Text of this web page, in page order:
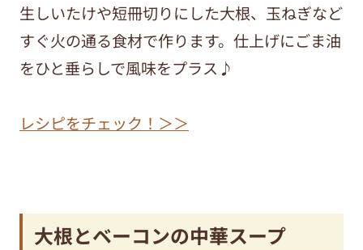
生しいたけや短冊切りにした大根、玉ねぎなど
すぐ火の通る食材で作ります。仕上げにごま油
をひと垂らしで風味をプラス♪
レシピをチェック！＞＞
大根とベーコンの中華スープ